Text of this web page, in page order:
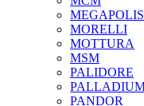
MEGAPOLIS
MORELLI
MOTTURA
MSM
PALIDORE
PANDOR